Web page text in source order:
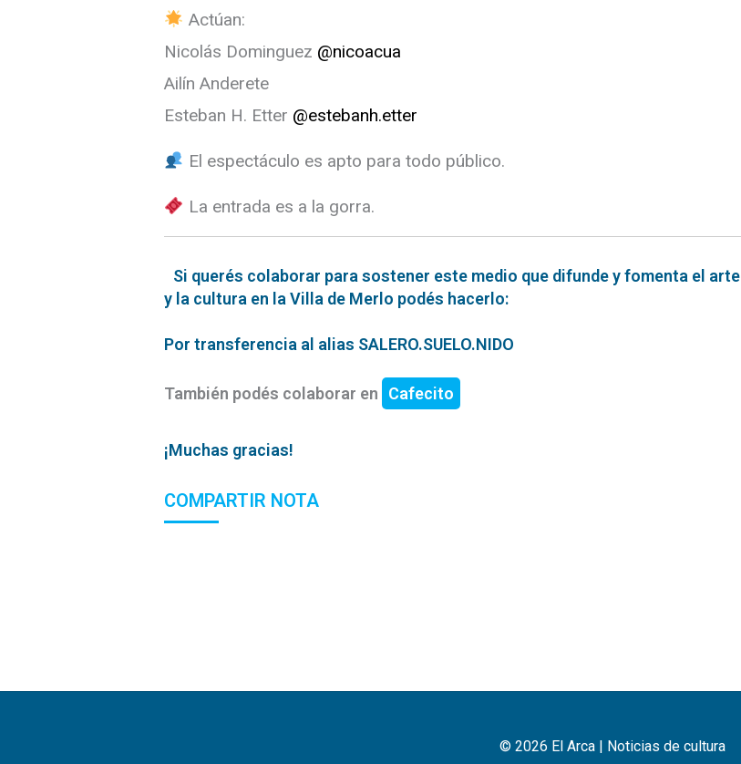
Actúan:
Nicolás Dominguez @nicoacua
Ailín Anderete
Esteban H. Etter @estebanh.etter
El espectáculo es apto para todo público.
La entrada es a la gorra.
Si querés colaborar para sostener este medio que difunde y fomenta el arte
y la cultura en la Villa de Merlo podés hacerlo:
Por transferencia al alias SALERO.SUELO.NIDO
También podés colaborar en Cafecito
¡Muchas gracias!
COMPARTIR NOTA
© 2026 El Arca | Noticias de cultura